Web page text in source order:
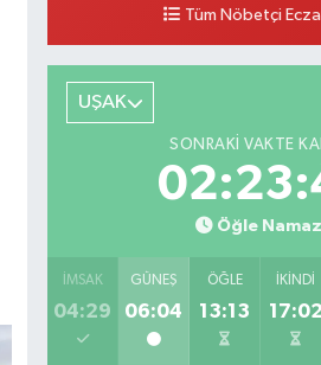
Aşağı Mahallesi, Arıkan Bedük
Uşak
0 (276) 716 12 12 Yol Tarifi Al
Gölbahçe Mahallesi, Gazi Bulvarı
0 (276) 618 22 14 Yol Tarifi Al
Ahsen Eczanesi
Tüm Nöbetçi
UŞAK
SONRAKI VAKTE
Öğle
İMSAK
04:29
GÜNEŞ
06:04
ÖĞLE
13:13
İKINDI
17:02